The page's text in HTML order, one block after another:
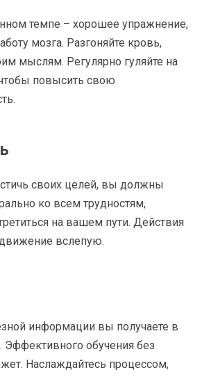
темпе – хорошее упражнение,
мозга. Разгоняйте кровь,
мыслям. Регулярно гуляйте на
повысить свою
своих целей, вы должны
ко всем трудностям,
на вашем пути. Действия
вслепую.
информации вы получаете в
обучения без
Наслаждайтесь процессом,